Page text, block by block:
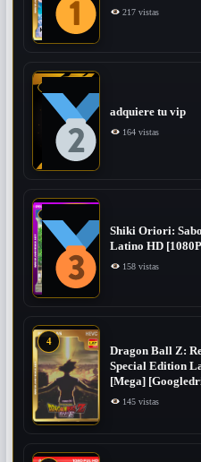
217 vistas
adquiere tu vip
164 vistas
Shiki Oriori:
Latino HD
158 vistas
4
Dragon Ball Z:
Special Edition
[Mega]
145 vistas